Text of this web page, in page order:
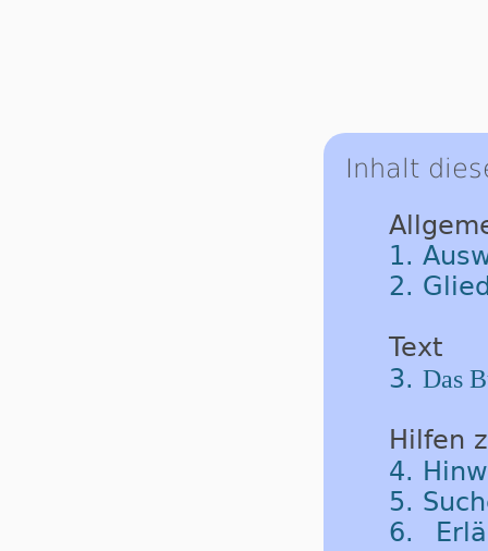
Inhalt
1.
2.
Text
3. Das
Hilfen
4.
5.
6.